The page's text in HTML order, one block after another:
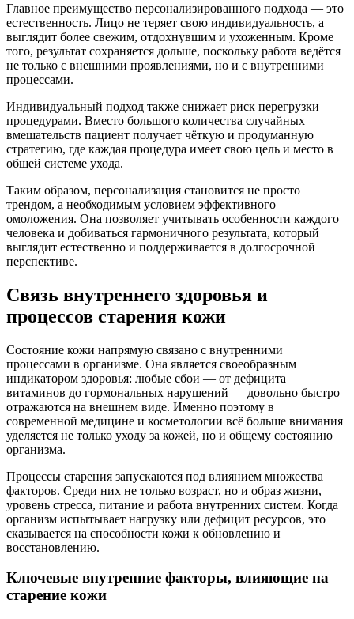
Главное преимущество персонализированного подхода — это
естественность. Лицо не теряет свою индивидуальность, а
выглядит более свежим, отдохнувшим и ухоженным. Кроме
того, результат сохраняется дольше, поскольку работа ведётся
не только с внешними проявлениями, но и с внутренними
процессами.
Индивидуальный подход также снижает риск перегрузки
процедурами. Вместо большого количества случайных
вмешательств пациент получает чёткую и продуманную
стратегию, где каждая процедура имеет свою цель и место в
общей системе ухода.
Таким образом, персонализация становится не просто
трендом, а необходимым условием эффективного
омоложения. Она позволяет учитывать особенности каждого
человека и добиваться гармоничного результата, который
выглядит естественно и поддерживается в долгосрочной
перспективе.
Связь внутреннего здоровья и
процессов старения кожи
Состояние кожи напрямую связано с внутренними
процессами в организме. Она является своеобразным
индикатором здоровья: любые сбои — от дефицита
витаминов до гормональных нарушений — довольно быстро
отражаются на внешнем виде. Именно поэтому в
современной медицине и косметологии всё больше внимания
уделяется не только уходу за кожей, но и общему состоянию
организма.
Процессы старения запускаются под влиянием множества
факторов. Среди них не только возраст, но и образ жизни,
уровень стресса, питание и работа внутренних систем. Когда
организм испытывает нагрузку или дефицит ресурсов, это
сказывается на способности кожи к обновлению и
восстановлению.
Ключевые внутренние факторы, влияющие на
старение кожи